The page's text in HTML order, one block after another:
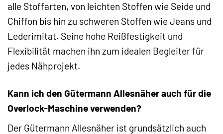
alle Stoffarten, von leichten Stoffen wie Seide und
Chiffon bis hin zu schweren Stoffen wie Jeans und
Lederimitat. Seine hohe Reißfestigkeit und
Flexibilität machen ihn zum idealen Begleiter für
jedes Nähprojekt.
Kann ich den Gütermann Allesnäher auch für die
Overlock-Maschine verwenden?
Der Gütermann Allesnäher ist grundsätzlich auch